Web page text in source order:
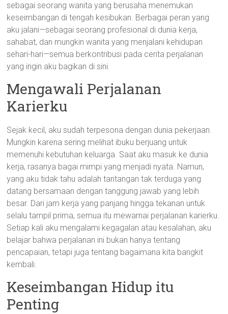
sebagai seorang wanita yang berusaha menemukan
keseimbangan di tengah kesibukan. Berbagai peran yang
aku jalani—sebagai seorang profesional di dunia kerja,
sahabat, dan mungkin wanita yang menjalani kehidupan
sehari-hari—semua berkontribusi pada cerita perjalanan
yang ingin aku bagikan di sini.
Mengawali Perjalanan
Karierku
Sejak kecil, aku sudah terpesona dengan dunia pekerjaan.
Mungkin karena sering melihat ibuku berjuang untuk
memenuhi kebutuhan keluarga. Saat aku masuk ke dunia
kerja, rasanya bagai mimpi yang menjadi nyata. Namun,
yang aku tidak tahu adalah tantangan tak terduga yang
datang bersamaan dengan tanggung jawab yang lebih
besar. Dari jam kerja yang panjang hingga tekanan untuk
selalu tampil prima, semua itu mewarnai perjalanan karierku.
Setiap kali aku mengalami kegagalan atau kesalahan, aku
belajar bahwa perjalanan ini bukan hanya tentang
pencapaian, tetapi juga tentang bagaimana kita bangkit
kembali.
Keseimbangan Hidup itu
Penting